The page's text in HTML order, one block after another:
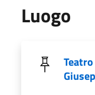
Luogo